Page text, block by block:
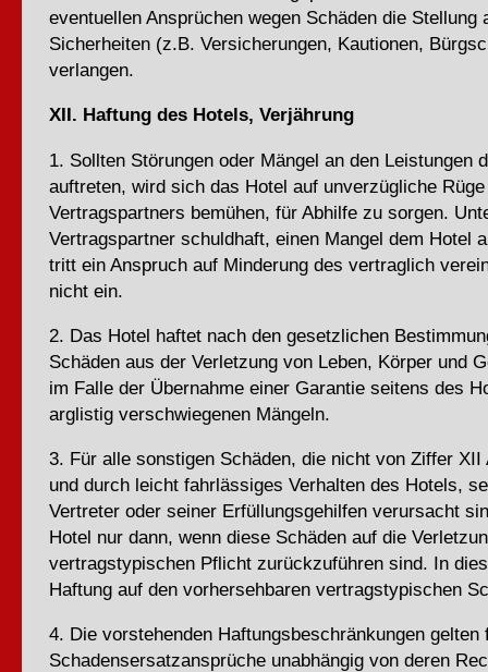
eventuellen Ansprüchen wegen Schäden die Stellung
Sicherheiten (z.B. Versicherungen, Kautionen,
verlangen.
XII. Haftung des Hotels, Verjährung
1. Sollten Störungen oder Mängel an den Leistungen
auftreten, wird sich das Hotel auf unverzügliche
Vertragspartners bemühen, für Abhilfe zu sorgen.
Vertragspartner schuldhaft, einen Mangel dem Hotel
tritt ein Anspruch auf Minderung des vertraglich
nicht ein.
2. Das Hotel haftet nach den gesetzlichen
Schäden aus der Verletzung von Leben, Körper und
im Falle der Übernahme einer Garantie seitens des
arglistig verschwiegenen Mängeln.
3. Für alle sonstigen Schäden, die nicht von Ziffer
und durch leicht fahrlässiges Verhalten des Hotels,
Vertreter oder seiner Erfüllungsgehilfen verursacht
Hotel nur dann, wenn diese Schäden auf die
vertragstypischen Pflicht zurückzuführen sind. In
Haftung auf den vorhersehbaren vertragstypischen
4. Die vorstehenden Haftungsbeschränkungen gelten
Schadensersatzansprüche unabhängig von deren